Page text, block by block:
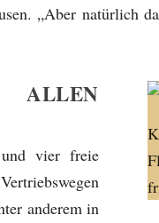
„Aber natürlich
ALLEN
vier freie
anderem in